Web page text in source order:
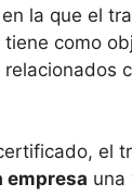
la que el
como
el
empresa una